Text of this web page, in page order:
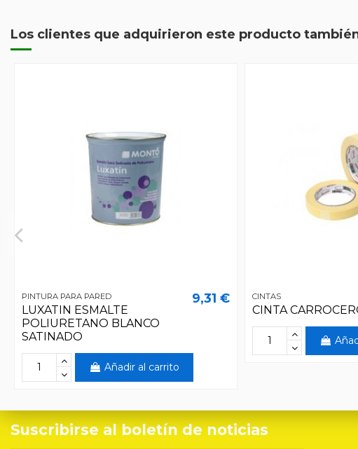
Los clientes que adquirieron este producto
PINTURA PARA PARED
LUXATIN ESMALTE
POLIURETANO BLANCO
SATINADO
9,31 €
Añadir al carrito
CINTAS
CINTA
Suscribirse al boletín de noticias